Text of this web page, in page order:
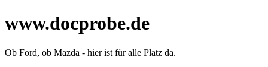
www.docprobe.de
Ob Ford, ob Mazda - hier ist für alle Platz da.